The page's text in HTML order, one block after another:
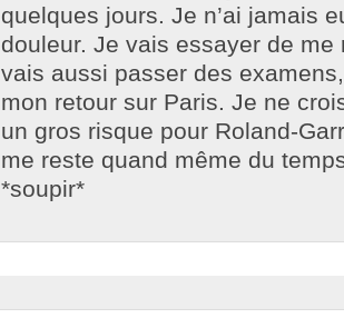
quelques jours. Je n’ai jamais
douleur. Je vais essayer de me
vais aussi passer des
mon retour sur Paris. Je ne
un gros risque pour Roland-
me reste quand même du
*soupir*